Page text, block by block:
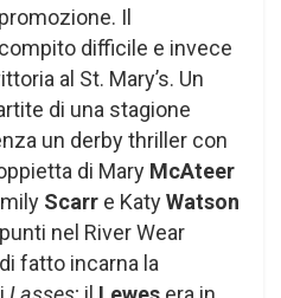
Il
difficile e invece
al St. Mary’s. Un
di una stagione
un derby thriller con
di Mary McAteer
Scarr e KatyWatson
nel River Wear
fatto incarna la